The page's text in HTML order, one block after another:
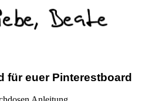
für euer Pinterestboard